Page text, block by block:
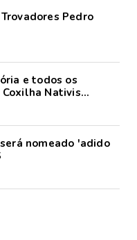
Pedro
e todos os
Nativis...
nomeado 'adido